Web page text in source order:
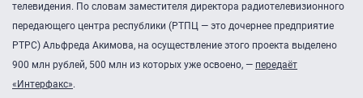
телевидения. По словам заместителя директора радиотелевизионного
передающего центра республики (РТПЦ — это дочернее предприятие
РТРС) Альфреда Акимова, на осуществление этого проекта выделено
900 млн рублей, 500 млн из которых уже освоено, — передаёт
«Интерфакс».